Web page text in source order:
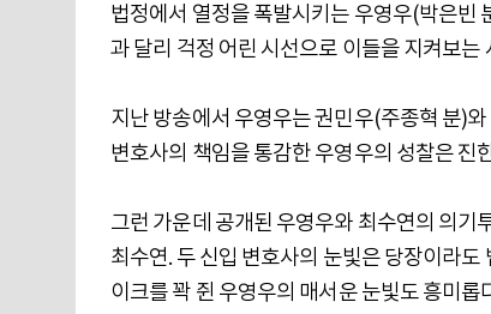
법정에서 열정을 폭발시키는 우영우(박은빈
과 달리 걱정 어린 시선으로 이들을 지켜보
지난 방송에서 우영우는 권민우(주종혁 분)
변호사의 책임을 통감한 우영우의 성찰은 진
그런 가운데 공개된 우영우와 최수연의 의기
최수연. 두 신입 변호사의 눈빛은 당장이라
이크를 꽉 쥔 우영우의 매서운 눈빛도 흥미